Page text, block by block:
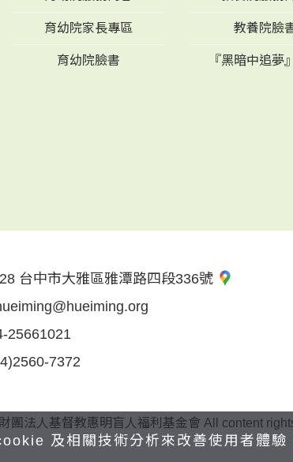
育幼院家長專區
育幼院臉書
教養院臉
『黑暗中追夢
台中市大雅區雅潭路四段336號
25661021
7372
團法人基督教惠明盲人福利基金會 All content
及相關技術分析來改善使用者體驗